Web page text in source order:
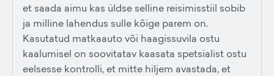
et saada aimu kas üldse selline reisimisstiil sobib
ja milline lahendus sulle kõige parem on.
Kasutatud matkaauto või haagissuvila ostu
kaalumisel on soovitatav kaasata spetsialist ostu
eelsesse kontrolli, et mitte hiljem avastada, et